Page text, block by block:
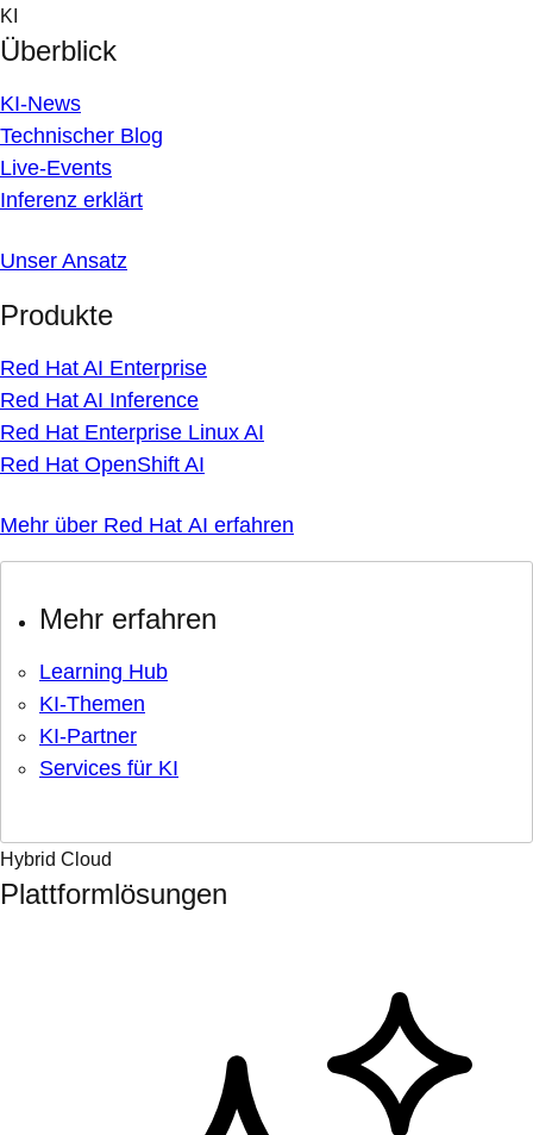
Skip
to
content
KI
Überblick
KI-News
Technischer Blog
Live-Events
Inferenz erklärt
Unser Ansatz
Produkte
Red Hat AI Enterprise
Red Hat AI Inference
Red Hat Enterprise Linux AI
Red Hat OpenShift AI
Mehr über Red Hat AI erfahren
Mehr erfahren
Learning Hub
KI-Themen
KI-Partner
Services für KI
Hybrid Cloud
Plattformlösungen